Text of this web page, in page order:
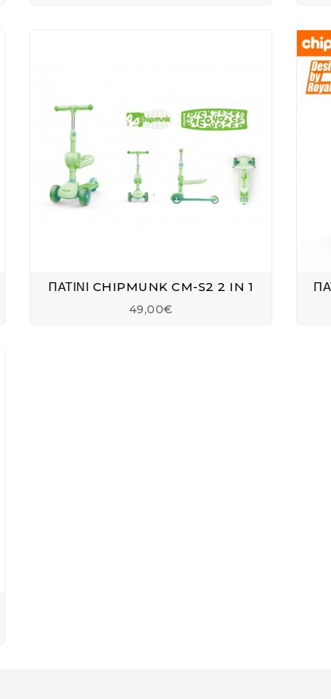
ΠΑΤΙΝΙ CHIPMUNK CM-S2 2 IN 1
49,00€